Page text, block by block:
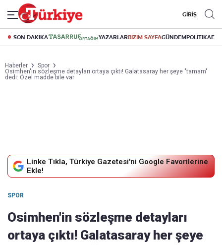
GİRİŞ
SON DAKİKA YAZARLARBİZİM SAYFAGÜNDEMPOLİTİKA
Haberler
Spor
Osimhen'in sözleşme detayları ortaya çıktı! Galatasaray her şeye "tamam"
dedi: Özel madde bile var
Linke Tıkla, Türkiye Gazetesi'ni Google Favorilerine
Ekle!
SPOR
Osimhen'in sözleşme detayları
ortaya çıktı! Galatasaray her şeye